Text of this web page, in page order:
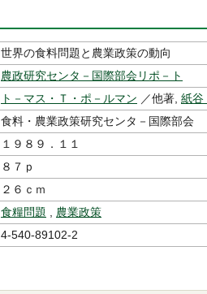
世界の食料問題と農業政策の動向
農政研究センタ－国際部会リポ－ト
ト－マス・Ｔ・ポ－ルマン ／他著, 紙
食料・農業政策研究センタ－国際部会
１９８９．１１
８７ｐ
２６ｃｍ
食糧問題
農業政策
4-540-89102-2